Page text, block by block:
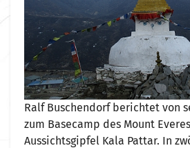
Ralf Buschendorf berichtet von
zum Basecamp des Mount
Aussichtsgipfel Kala Pattar. In